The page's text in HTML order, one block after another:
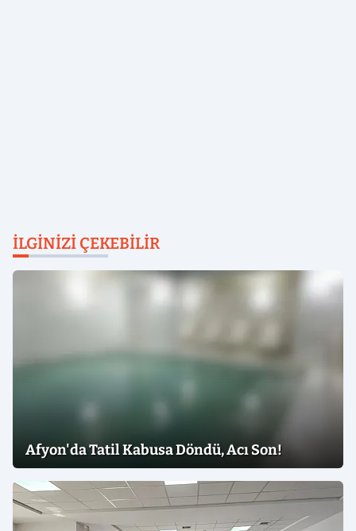
İLGINIZI ÇEKEBILIR
Afyon'da Tatil Kabusa Döndü, Acı Son!